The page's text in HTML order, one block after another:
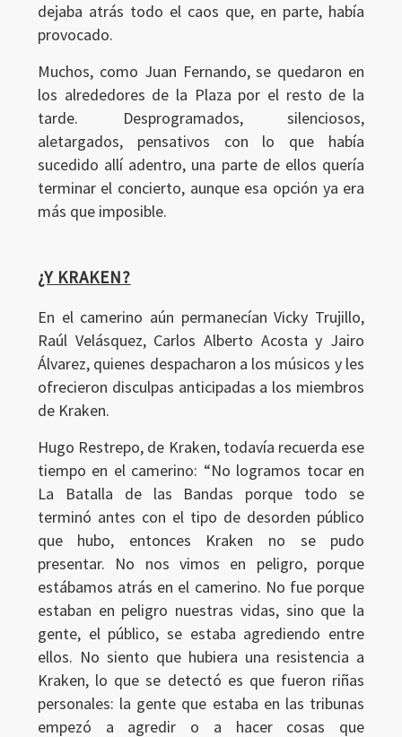
dejaba atrás todo el caos que, en parte, había
provocado.
Muchos, como Juan Fernando, se quedaron en
los alrededores de la Plaza por el resto de la
tarde. Desprogramados, silenciosos,
aletargados, pensativos con lo que había
sucedido allí adentro, una parte de ellos quería
terminar el concierto, aunque esa opción ya era
más que imposible.
¿Y KRAKEN?
En el camerino aún permanecían Vicky Trujillo,
Raúl Velásquez, Carlos Alberto Acosta y Jairo
Álvarez, quienes despacharon a los músicos y les
ofrecieron disculpas anticipadas a los miembros
de Kraken.
Hugo Restrepo, de Kraken, todavía recuerda ese
tiempo en el camerino: “No logramos tocar en
La Batalla de las Bandas porque todo se
terminó antes con el tipo de desorden público
que hubo, entonces Kraken no se pudo
presentar. No nos vimos en peligro, porque
estábamos atrás en el camerino. No fue porque
estaban en peligro nuestras vidas, sino que la
gente, el público, se estaba agrediendo entre
ellos. No siento que hubiera una resistencia a
Kraken, lo que se detectó es que fueron riñas
personales: la gente que estaba en las tribunas
empezó a agredir o a hacer cosas que